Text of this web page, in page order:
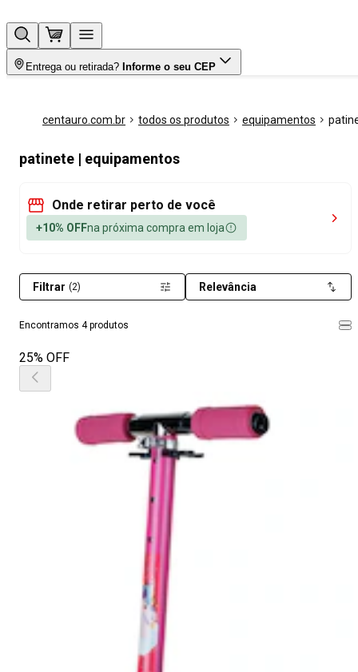
Entrega ou retirada? Informe o seu CEP
centauro.com.br todos os produtos equipamentos
patinete | equipamentos
Onde retirar perto de você
+10% OFFna próxima compra em loja
Encontramos 4 produtos
Filtrar (2) Relevância
25% OFF